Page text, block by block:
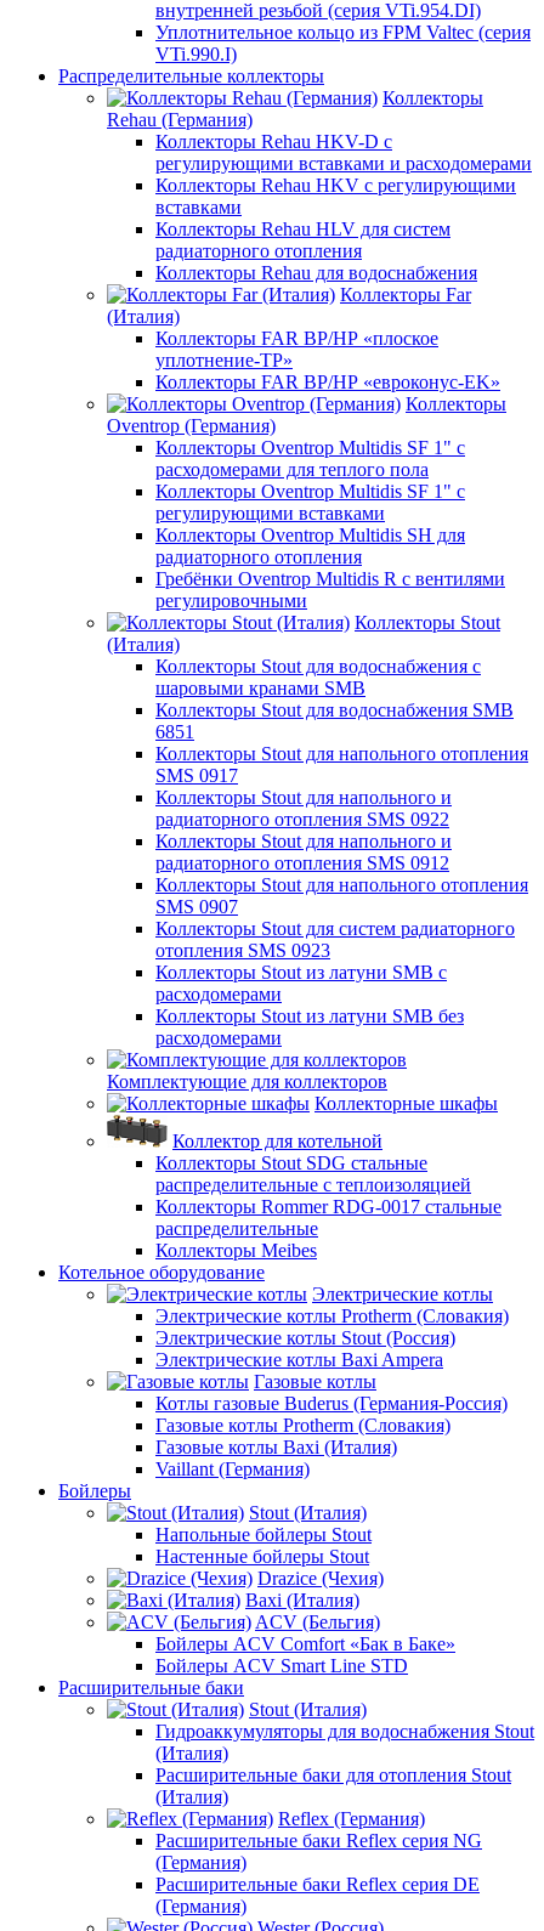
внутренней резьбой (серия VTi.954.DI)
Уплотнительное кольцо из FPM Valtec (серия
VTi.990.I)
Распределительные коллекторы
Коллекторы
Rehau (Германия)
Коллекторы Rehau HKV-D с
регулирующими вставками и расходомерами
Коллекторы Rehau HKV с регулирующими
вставками
Коллекторы Rehau HLV для систем
радиаторного отопления
Коллекторы Rehau для водоснабжения
Коллекторы Far
(Италия)
Коллекторы FAR ВР/НР «плоское
уплотнение-TP»
Коллекторы FAR ВР/НР «евроконус-EK»
Коллекторы
Oventrop (Германия)
Коллекторы Oventrop Multidis SF 1" с
расходомерами для теплого пола
Коллекторы Oventrop Multidis SF 1" с
регулирующими вставками
Коллекторы Oventrop Multidis SH для
радиаторного отопления
Гребёнки Oventrop Multidis R с вентилями
регулировочными
Коллекторы Stout
(Италия)
Коллекторы Stout для водоснабжения с
шаровыми кранами SMB
Коллекторы Stout для водоснабжения SMB
6851
Коллекторы Stout для напольного отопления
SMS 0917
Коллекторы Stout для напольного и
радиаторного отопления SMS 0922
Коллекторы Stout для напольного и
радиаторного отопления SMS 0912
Коллекторы Stout для напольного отопления
SMS 0907
Коллекторы Stout для систем радиаторного
отопления SMS 0923
Коллекторы Stout из латуни SMB с
расходомерами
Коллекторы Stout из латуни SMB без
расходомерами
Комплектующие для коллекторов
Коллекторные шкафы
Коллектор для котельной
Коллекторы Stout SDG стальные
распределительные с теплоизоляцией
Коллекторы Rommer RDG-0017 стальные
распределительные
Коллекторы Meibes
Котельное оборудование
Электрические котлы
Электрические котлы Protherm (Словакия)
Электрические котлы Stout (Россия)
Электрические котлы Baxi Ampera
Газовые котлы
Котлы газовые Buderus (Германия-Россия)
Газовые котлы Protherm (Словакия)
Газовые котлы Baxi (Италия)
Vaillant (Германия)
Бойлеры
Stout (Италия)
Напольные бойлеры Stout
Настенные бойлеры Stout
Drazice (Чехия)
Baxi (Италия)
ACV (Бельгия)
Бойлеры ACV Comfort «Бак в Баке»
Бойлеры ACV Smart Line STD
Расширительные баки
Stout (Италия)
Гидроаккумуляторы для водоснабжения Stout
(Италия)
Расширительные баки для отопления Stout
(Италия)
Reflex (Германия)
Расширительные баки Reflex серия NG
(Германия)
Расширительные баки Reflex серия DE
(Германия)